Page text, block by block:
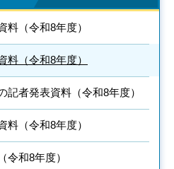
料（令和8年度）
料（令和8年度）
記者発表資料（令和8年度）
料（令和8年度）
令和8年度）